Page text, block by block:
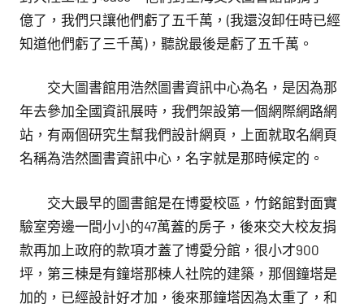
億了，我們只讓他們虧了五千萬，(我還沒卸任時已經
知道他們虧了三千萬)，聽說最後是虧了五千萬。
交大圖書館用浩然圖書資訊中心為名，是因為那
年去參加全國資訊展時，我們架設第一個網際網路網
站，有兩個研究生幫我們設計網頁，上面就取名網頁
名稱為浩然圖書資訊中心，名字就是那時候定的。
交大最早的圖書館是在博愛校區，竹銘館對面實
驗室旁邊一間小小的47萬蓋的房子，後來交大校友捐
款再加上政府的款項才蓋了博愛分館，很小才900
坪，第三棟是有鐘塔那棟人社院的建築，那個鐘塔是
加的，已經設計好才加，後來那鐘塔因為太重了，和